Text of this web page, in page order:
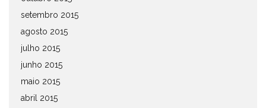
setembro 2015
agosto 2015
julho 2015
junho 2015
maio 2015
abril 2015